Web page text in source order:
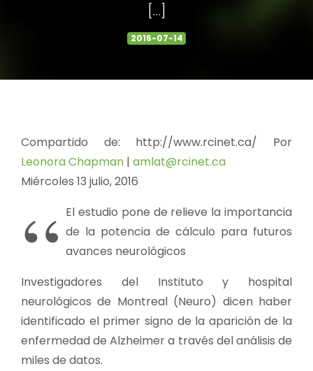
[…]
2016-07-14
Compartido de: http://www.rcinet.ca/ Por
Leonora Chapman | amlat@rcinet.ca
Miércoles 13 julio, 2016
El estudio pone de relieve la importancia
de la potencia de cálculo para futuros
avances neurológicos
Investigadores del Instituto y hospital
neurológicos de Montreal (Neuro) dicen haber
identificado el primer signo de la aparición de la
enfermedad de Alzheimer a través del análisis de
miles de datos.